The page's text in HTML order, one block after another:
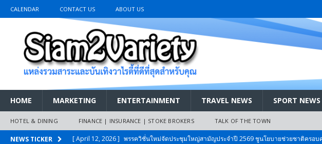
CALENDAR CONTACT US ABOUT US
HOME MARKETING ENTERTAINMENT TRAVEL NEWS SPORT NEWS
HOTEL & DINING FINANCE | INSURANCE | STOKE BROKERS TALK OF THE TOWN
NEWS TICKER [ April 12, 2026 ] พรรควิชั่นใหม่จัดประชุมใหญ่สามัญประจำปี 2569 ชูนโยบายช่วยชาติครอบ